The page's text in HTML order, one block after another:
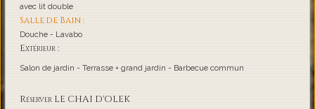
avec lit double
Salle de Bain :
Douche - Lavabo
Extérieur :
Salon de jardin - Terrasse + grand jardin - Barbecue commun
Réserver LE CHAI D'OLEK